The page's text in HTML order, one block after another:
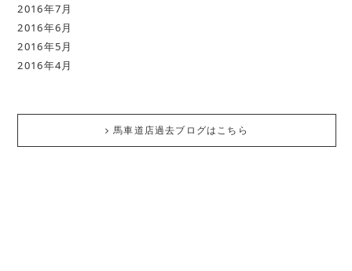
2016年7月
2016年6月
2016年5月
2016年4月
馬車道店過去ブログはこちら